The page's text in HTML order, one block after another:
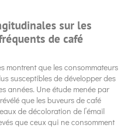
sur les
de café
montrent que les consommateurs
susceptibles de développer des
années. Une étude menée par
que les buveurs de café
de décoloration de l’émail
que ceux qui ne consomment